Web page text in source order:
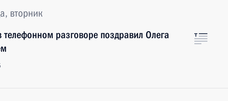
вторник
разговоре поздравил Олега